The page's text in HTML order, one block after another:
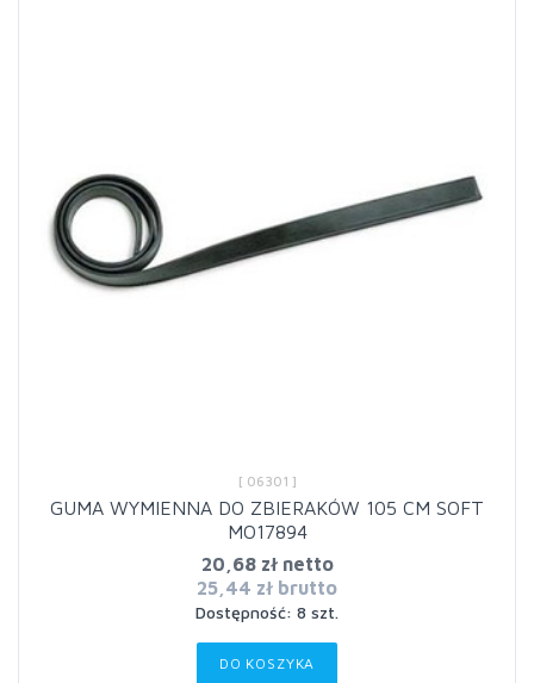
[ 06301 ]
GUMA WYMIENNA DO ZBIERAKÓW 105 CM SOFT
MO17894
20,68 zł netto
25,44 zł brutto
Dostępność: 8 szt.
DO KOSZYKA